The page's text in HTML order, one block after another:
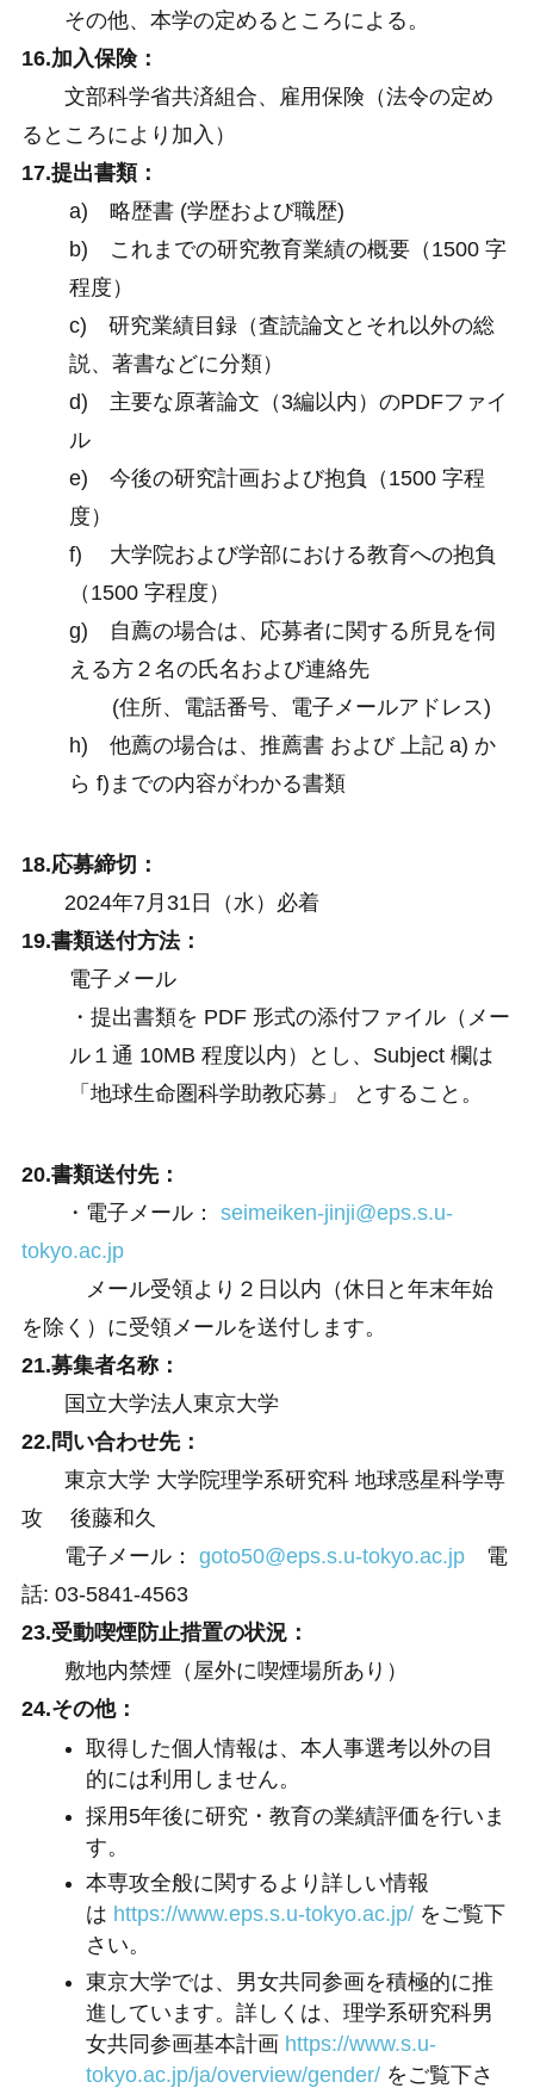
その他、本学の定めるところによる。
16.加入保険：
文部科学省共済組合、雇用保険（法令の定め
るところにより加入）
17.提出書類：
a) 略歴書 (学歴および職歴)
b) これまでの研究教育業績の概要（1500 字
程度）
c) 研究業績目録（査読論文とそれ以外の総
説、著書などに分類）
d) 主要な原著論文（3編以内）のPDFファイ
ル
e) 今後の研究計画および抱負（1500 字程
度）
f) 大学院および学部における教育への抱負
（1500 字程度）
g) 自薦の場合は、応募者に関する所見を伺
える方２名の氏名および連絡先
(住所、電話番号、電子メールアドレス)
h) 他薦の場合は、推薦書 および 上記 a) か
ら f)までの内容がわかる書類
18.応募締切：
2024年7月31日（水）必着
19.書類送付方法：
電子メール
・提出書類を PDF 形式の添付ファイル（メー
ル１通 10MB 程度以内）とし、Subject 欄は
「地球生命圏科学助教応募」 とすること。
20.書類送付先：
・電子メール： seimeiken-jinji@eps.s.u-
tokyo.ac.jp
メール受領より２日以内（休日と年末年始
を除く）に受領メールを送付します。
21.募集者名称：
国立大学法人東京大学
22.問い合わせ先：
東京大学 大学院理学系研究科 地球惑星科学専
攻 後藤和久
電子メール： goto50@eps.s.u-tokyo.ac.jp電
話: 03-5841-4563
23.受動喫煙防止措置の状況：
敷地内禁煙（屋外に喫煙場所あり）
24.その他：
取得した個人情報は、本人事選考以外の目
的には利用しません。
採用5年後に研究・教育の業績評価を行いま
す。
本専攻全般に関するより詳しい情報
は https://www.eps.s.u-tokyo.ac.jp/をご覧下
さい。
東京大学では、男女共同参画を積極的に推
進しています。詳しくは、理学系研究科男
女共同参画基本計画 https://www.s.u-
tokyo.ac.jp/ja/overview/gender/をご覧下さ